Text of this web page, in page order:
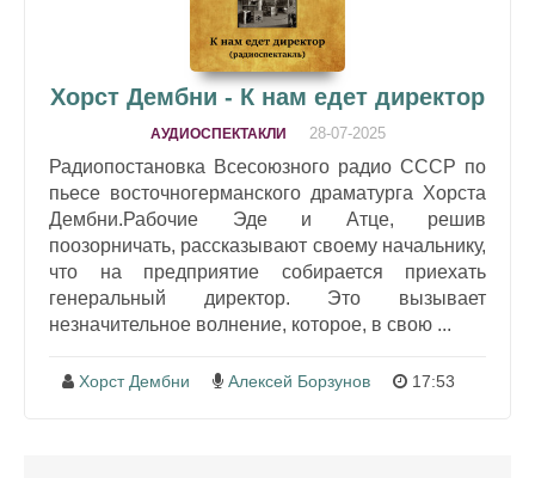
Хорст Дембни - К нам едет директор
АУДИОСПЕКТАКЛИ 28-07-2025
Радиопостановка Всесоюзного радио СССР по
пьесе восточногерманского драматурга Хорста
Дембни.Рабочие Эде и Атце, решив
поозорничать, рассказывают своему начальнику,
что на предприятие собирается приехать
генеральный директор. Это вызывает
незначительное волнение, которое, в свою ...
Хорст Дембни Алексей Борзунов 17:53